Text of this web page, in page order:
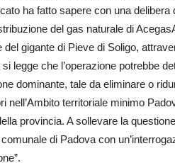
ha fatto sapere con una delibera
del gas naturale di
gigante di Pieve di Soligo,
legge che l’operazione potrebbe
dominante, tale da eliminare o
nell’Ambito territoriale minimo
provincia. A sollevare la
di Padova con